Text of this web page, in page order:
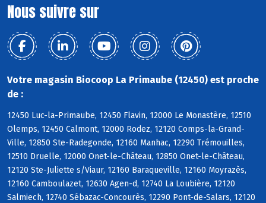
Nous suivre sur
Votre magasin Biocoop La Primaube (12450) est proche
de :
12450 Luc-la-Primaube, 12450 Flavin, 12000 Le Monastère, 12510
Olemps, 12450 Calmont, 12000 Rodez, 12120 Comps-la-Grand-
Ville, 12850 Ste-Radegonde, 12160 Manhac, 12290 Trémouilles,
12510 Druelle, 12000 Onet-le-Château, 12850 Onet-le-Château,
12120 Ste-Juliette s/Viaur, 12160 Baraqueville, 12160 Moyrazès,
12160 Camboulazet, 12630 Agen-d, 12740 La Loubière, 12120
Salmiech, 12740 Sébazac-Concourès, 12290 Pont-de-Salars, 12120